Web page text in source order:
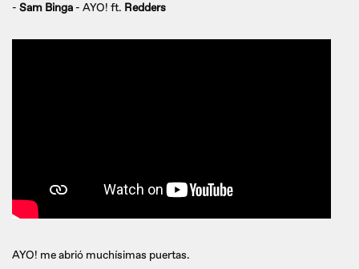
- Sam Binga - AYO! ft. Redders
AYO! me abrió muchísimas puertas.